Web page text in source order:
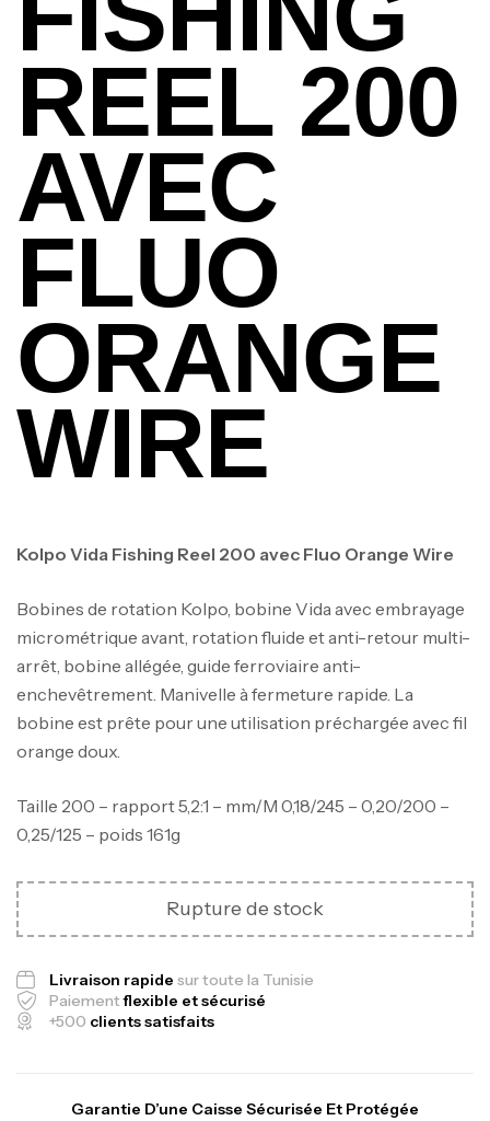
REEL 200
AVEC
FLUO
ORANGE
WIRE
Kolpo Vida Fishing Reel 200 avec Fluo Orange Wire
Bobines de rotation Kolpo, bobine Vida avec embrayage
micrométrique avant, rotation fluide et anti-retour multi-
arrêt, bobine allégée, guide ferroviaire anti-
enchevêtrement. Manivelle à fermeture rapide. La
bobine est prête pour une utilisation préchargée avec fil
orange doux.
Taille 200 – rapport 5,2:1 – mm/M 0,18/245 – 0,20/200 –
0,25/125 – poids 161g
Rupture de stock
Livraison rapide sur toute la Tunisie
Paiementflexible et sécurisé
+500 clients satisfaits
Garantie D’une Caisse Sécurisée Et Protégée
Canne Jigging Sunset Massive Attack
1.83m 120/250gr 30kg
Cannes ,Jigging
د.ت379,000
Bagagerie , Surfcasting